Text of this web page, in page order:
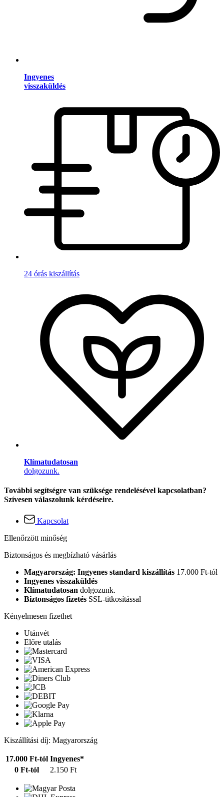
Ingyenes
visszaküldés
24 órás kiszállítás
Klímatudatosan
dolgozunk.
További segítségre van szüksége rendelésével kapcsolatban?
Szívesen válaszolunk kérdéseire.
Kapcsolat
Ellenőrzött minőség
Biztonságos és megbízható vásárlás
Magyarország: Ingyenes standard kiszállítás 17.000 Ft-tól
Ingyenes visszaküldés
Klímatudatosan dolgozunk.
Biztonságos fizetés SSL-titkosítással
Kényelmesen fizethet
Utánvét
Előre utalás
Kiszállítási díj: Magyarország
17.000 Ft-tól Ingyenes*
0 Ft-tól
2.150 Ft